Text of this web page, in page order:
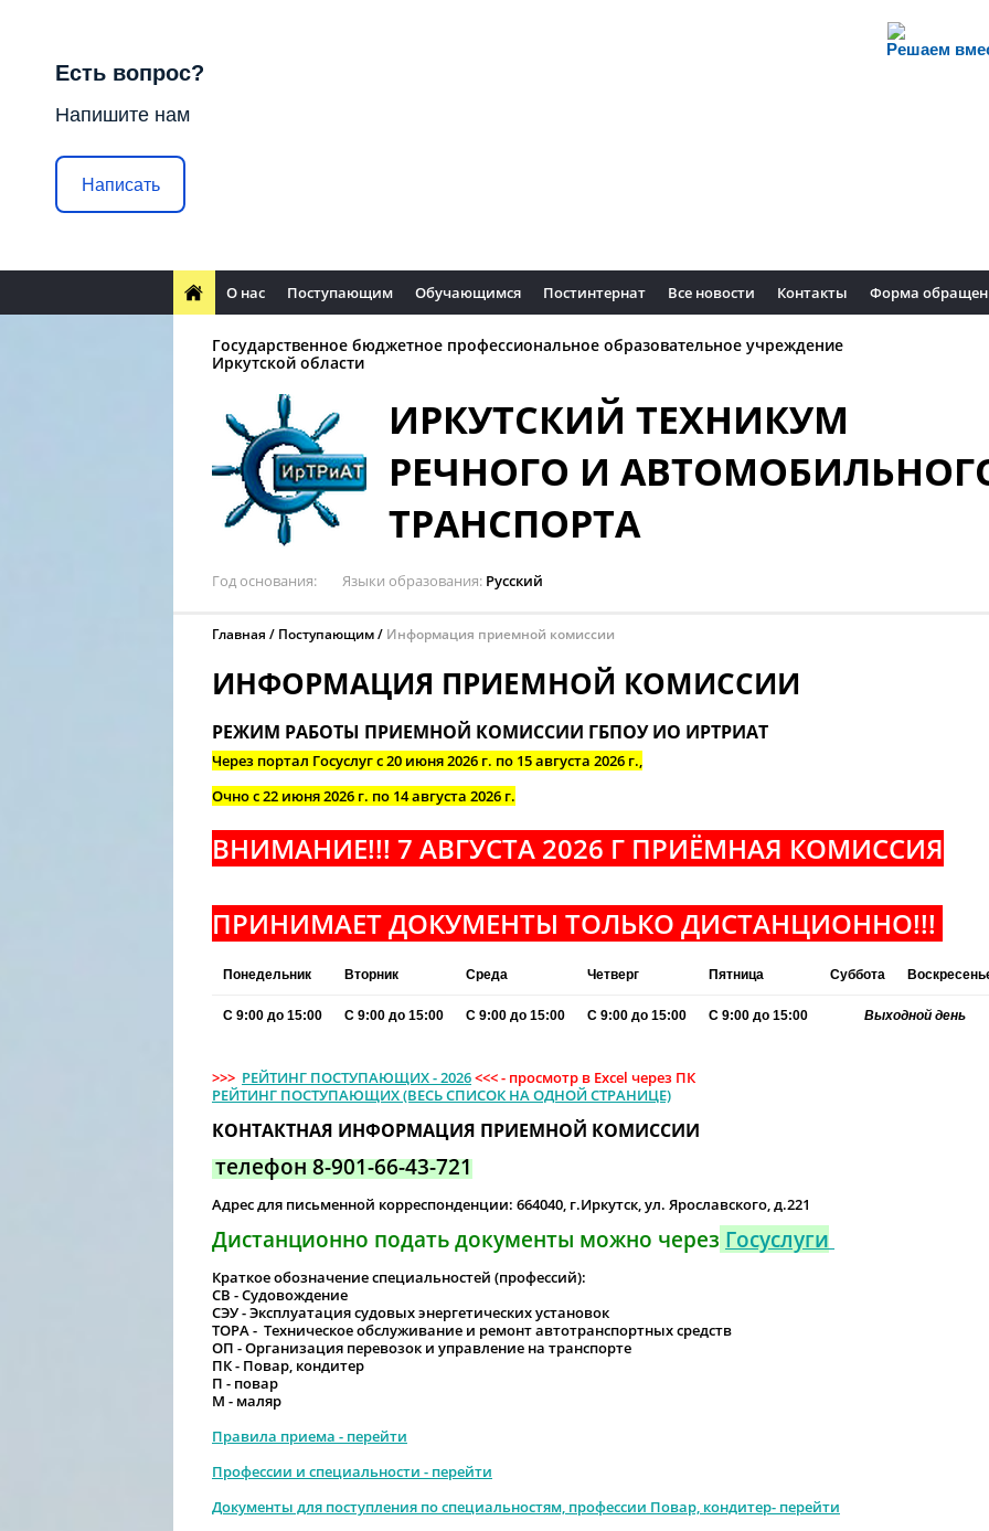
Решаем
Есть вопрос?
Напишите нам
Написать
О нас Поступающим Обучающимся Постинтернат Все новости Контакты Форма
Государственное бюджетное профессиональное образовательное учреждение
Иркутской области
ИРКУТСКИЙ ТЕХНИКУМ
РЕЧНОГО И
ТРАНСПОРТА
Год основания Языки образования Русский
Главная Поступающим Информация приемной комиссии
ИНФОРМАЦИЯ ПРИЕМНОЙ КОМИССИИ
РЕЖИМ РАБОТЫ ПРИЕМНОЙ КОМИССИИ ГБПОУ ИО ИРТРИАТ
Через портал Госуслуг с 20 июня 2026 г. по 15 августа 2026 г.,
Очно с 22 июня 2026 г. по 14 августа 2026 г.
ВНИМАНИЕ!!! 7 АВГУСТА 2026 Г ПРИЁМНАЯ КОМИССИЯ
ПРИНИМАЕТ ДОКУМЕНТЫ ТОЛЬКО ДИСТАНЦИОННО!!!
Понедельник Вторник Среда Четверг Пятница Суббота
С 9:00 до 15:00 С 9:00 до 15:00 С 9:00 до 15:00 С 9:00 до 15:00 С 9:00 до 15:00 Выходной день
>>> РЕЙТИНГ ПОСТУПАЮЩИХ - 2026<<< - просмотр в Excel через ПК
РЕЙТИНГ ПОСТУПАЮЩИХ (ВЕСЬ СПИСОК НА ОДНОЙ СТРАНИЦЕ)
КОНТАКТНАЯ ИНФОРМАЦИЯ ПРИЕМНОЙ КОМИССИИ
телефон 8-901-66-43-721
Адрес для письменной корреспонденции: 664040, г.Иркутск, ул. Ярославского, д.221
Дистанционно подать документы можно через Госуслуги
Краткое обозначение специальностей (профессий):
СВ - Судовождение
СЭУ - Эксплуатация судовых энергетических установок
ТОРА - Техническое обслуживание и ремонт автотранспортных средств
ОП - Организация перевозок и управление на транспорте
ПК - Повар, кондитер
П - повар
М - маляр
Правила приема - перейти
Профессии и специальности - перейти
Документы для поступления по специальностям, профессии Повар, кондитер- перейти